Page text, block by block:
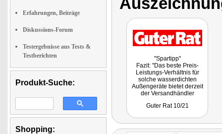
Erfahrungen, Beiträge
Diskussions-Forum
Testergebnisse aus Tests &
Testberichten
Produkt-Suche:
Shopping:
"Spartipp"
Fazit: "Das beste Preis-
Leistungs-Verhältnis für
solche wasserdichten
Außengeräte bietet derzeit
der Versandhändler
Guter Rat 10/21